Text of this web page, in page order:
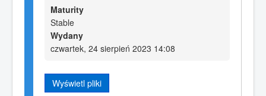
Maturity
Stable
Wydany
czwartek, 24 sierpień 2023 14:08
Wyświetl pliki